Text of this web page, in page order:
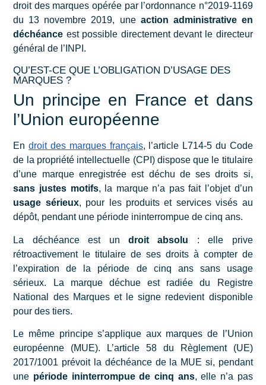
droit des marques opérée par l’ordonnance n°2019-1169
du 13 novembre 2019, uneaction administrative en
déchéance est possible directement devant le directeur
général de l’INPI.
QU’EST-CE QUE L’OBLIGATION D’USAGE DES
MARQUES ?
Un principe en France et dans
l’Union européenne
Endroit des marques français, l’article L714-5 du Code
de la propriété intellectuelle (CPI) dispose que le titulaire
d’une marque enregistrée est déchu de ses droits si,
sans justes motifs, la marque n’a pas fait l’objet d’un
usage sérieux, pour les produits et services visés au
dépôt, pendant une période ininterrompue de cinq ans.
La déchéance est un droit absolu : elle prive
rétroactivement le titulaire de ses droits à compter de
l’expiration de la période de cinq ans sans usage
sérieux. La marque déchue est radiée du Registre
National des Marques et le signe redevient disponible
pour des tiers.
Le même principe s’applique aux marques de l’Union
européenne (MUE). L’article 58 du Règlement (UE)
2017/1001 prévoit la déchéance de la MUE si, pendant
une période ininterrompue de cinq ans, elle n’a pas